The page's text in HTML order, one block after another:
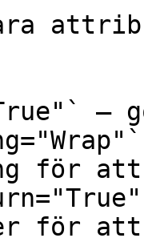
för
för att